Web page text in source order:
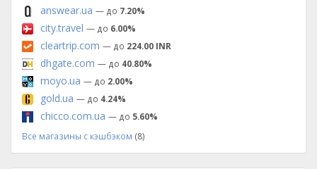
answear.ua — до 7.20%
city.travel — до 6.00%
cleartrip.com — до 224.00 INR
dhgate.com — до 40.80%
moyo.ua — до 2.00%
gold.ua — до 4.24%
chicco.com.ua — до 5.60%
Все магазины с кэшбэком (8)